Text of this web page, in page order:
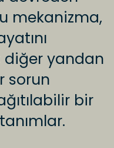
mekanizma,
yandan
sorun
bir